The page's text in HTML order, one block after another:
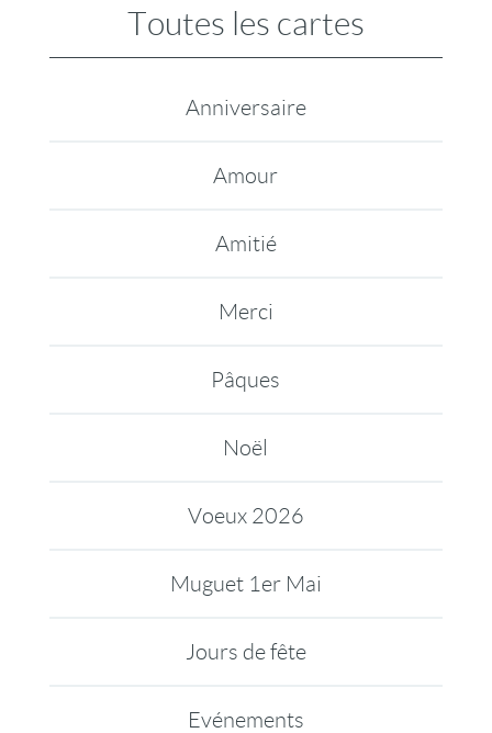
Toutes les cartes
Anniversaire
Amour
Amitié
Merci
Pâques
Noël
Voeux 2026
Muguet 1er Mai
Jours de fête
Evénements